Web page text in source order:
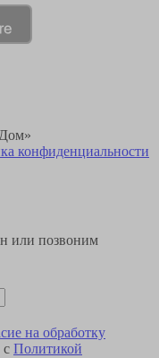
конфиденциальности
или позвоним
на обработку
с Политикой